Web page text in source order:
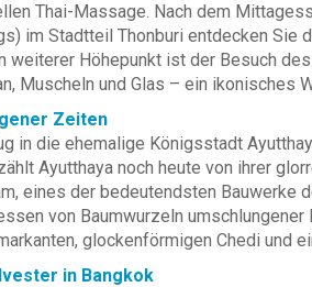
Thai-Massage. Nach dem
im Stadtteil Thonburi entdecken
weiterer Höhepunkt ist der Besuch
Muscheln und Glas – ein ikonisches
Zeiten
in die ehemalige Königsstadt
Ayutthaya noch heute von ihrer
eines der bedeutendsten
von Baumwurzeln
glockenförmigen Chedi und
in Bangkok